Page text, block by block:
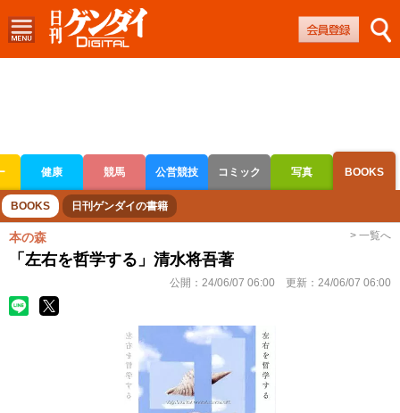
健康 競馬 公営競技 コミック 写真 BOOKS
ボートレース 競輪 オートレース
BOOKS 日刊ゲンダイの書籍
本の森 > 一覧へ
「左右を哲学する」清水将吾著
公開： 24/06/07 06:00 更新： 24/06/07 06:00